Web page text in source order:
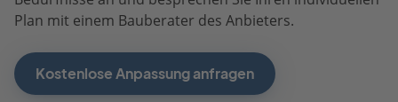
Plan mit einem Bauberater des Anbieters.
Kostenlose Anpassung anfragen